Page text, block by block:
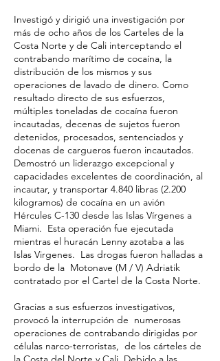
Investigó y dirigió una investigación por
más de ocho años de los Carteles de la
Costa Norte y de Cali interceptando el
contrabando marítimo de cocaína, la
distribución de los mismos y sus
operaciones de lavado de dinero. Como
resultado directo de sus esfuerzos,
múltiples toneladas de cocaína fueron
incautadas, decenas de sujetos fueron
detenidos, procesados, sentenciados y
docenas de cargueros fueron incautados.
Demostró un liderazgo excepcional y
capacidades excelentes de coordinación, al
incautar, y transportar 4.840 libras (2.200
kilogramos) de cocaína en un avión
Hércules C-130 desde las Islas Vírgenes a
Miami. Esta operación fue ejecutada
mientras el huracán Lenny azotaba a las
Islas Virgenes. Las drogas fueron halladas a
bordo de la Motonave (M / V) Adriatik
contratado por el Cartel de la Costa Norte.
Gracias a sus esfuerzos investigativos,
provocó la interrupción de numerosas
operaciones de contrabando dirigidas por
células narco-terroristas, de los cárteles de